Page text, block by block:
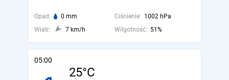
Opad: 0 mm Ciśnienie: 1002 hPa
Wiatr:
7 km/h Wilgotność: 51%
05:00
25°C